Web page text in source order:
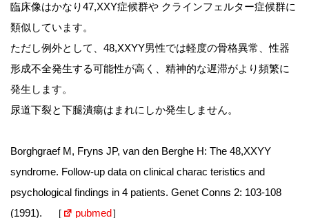
臨床像はかなり47,XXY症候群や クラインフェルター症候群に
類似しています。
ただし例外として、48,XXYY男性では軽度の骨格異常、性器
形成不全発生する可能性が高く、精神的な遅滞がより頻繁に
発生します。
尿道下裂と下腿潰瘍はまれにしか発生しません。
Borghgraef M, Fryns JP, van den Berghe H: The 48,XXYY
syndrome. Follow-up data on clinical charac teristics and
psychological findings in 4 patients. Genet Conns 2: 103-108
(1991). ［
pubmed］